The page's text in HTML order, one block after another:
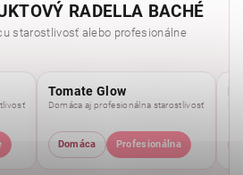
RADELLA BACHÉ
starostlivosť alebo profesionálne
Tomate Glow
Domáca aj profesionálna starostlivosť
Domáca Profesionálna